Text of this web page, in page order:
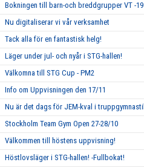
Bokningen till barn-och breddgrupper VT -
Nu digitaliserar vi vår verksamhet
Tack alla för en fantastisk helg!
Läger under jul- och nyår i STG-hallen!
Välkomna till STG Cup - PM2
Info om Uppvisningen den 17/11
Nu är det dags för JEM-kval i
Stockholm Team Gym Open 27-28/10
Välkommen till höstens uppvisning!
Höstlovsläger i STG-hallen! -Fullbokat!